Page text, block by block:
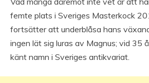
femte plats i Sveriges Masterkock
fortsätter att underblåsa hans
ingen lät sig luras av Magnus; vid 35
känt namn i Sveriges antikvariat.